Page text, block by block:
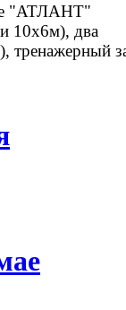
"АТЛАНТ"
10х6м), два
тренажерный